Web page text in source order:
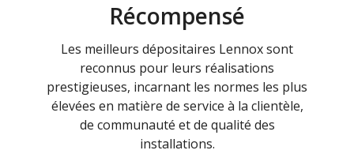
Récompensé
Les meilleurs dépositaires Lennox sont
reconnus pour leurs réalisations
prestigieuses, incarnant les normes les plus
élevées en matière de service à la clientèle,
de communauté et de qualité des
installations.